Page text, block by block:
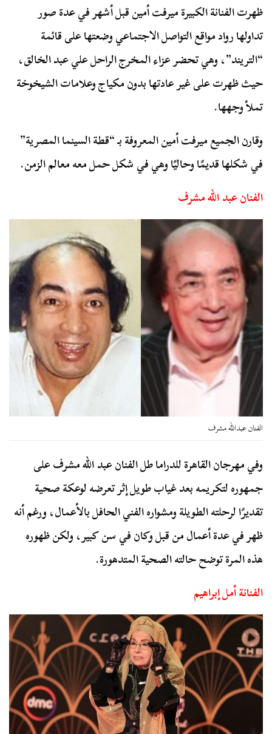
ظهرت الفنانة الكبيرة ميرفت أمين قبل أشهر في عدة صور
تداولها رواد مواقع التواصل الاجتماعي وضعتها على قائمة
“التريند”، وهي تحضر عزاء المخرج الراحل علي عبد الخالق،
حيث ظهرت على غير عادتها بدون مكياج وعلامات الشيخوخة
تملأ وجهها.
وقارن الجميع ميرفت أمين المعروفة بـ “قطة السينما المصرية”
في شكلها قديمًا وحاليًا وهي في شكل حمل معه معالم الزمن.
الفنان عبد الله مشرف
الفنان عبدالله مشرف
وفي مهرجان القاهرة للدراما طل الفنان عبد الله مشرف على
جمهوره لتكريمه بعد غياب طويل إثر تعرضه لوعكة صحية
تقديرًا لرحلته الطويلة ومشواره الفني الحافل بالأعمال، ورغم أنه
ظهر في عدة أعمال من قبل وكان في سن كبير، ولكن ظهوره
هذه المرة توضح حالته الصحية المتدهورة.
الفنانة أمل إبراهيم